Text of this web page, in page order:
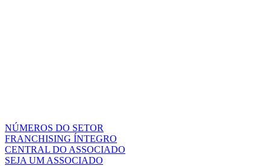
NÚMEROS DO SETOR
FRANCHISING ÍNTEGRO
CENTRAL DO ASSOCIADO
SEJA UM ASSOCIADO